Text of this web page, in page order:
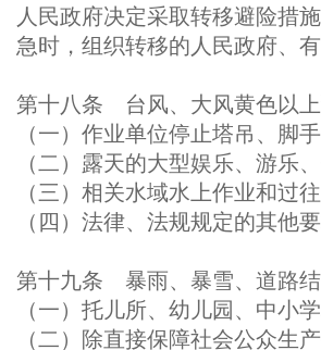
人民政府决定采取转移避险措
急时，组织转移的人民政府、
第十八条 台风、大风黄色以
（一）作业单位停止塔吊、脚
（二）露天的大型娱乐、游乐
（三）相关水域水上作业和过
（四）法律、法规规定的其他要
第十九条 暴雨、暴雪、道路
（一）托儿所、幼儿园、中小
（二）除直接保障社会公众生